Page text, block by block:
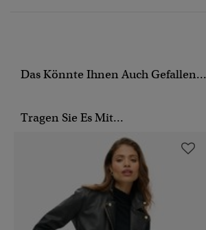
Das Könnte Ihnen Auch Gefallen...
Tragen Sie Es Mit...